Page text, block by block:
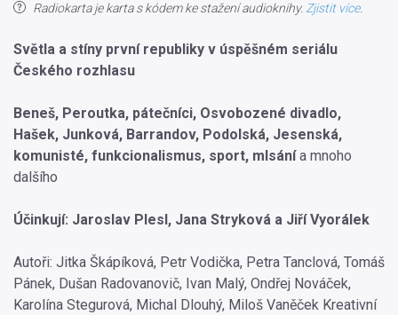
Světla a stíny první republiky v úspěšném seriálu
Českého rozhlasu
Beneš, Peroutka, pátečníci, Osvobozené divadlo,
Hašek, Junková, Barrandov, Podolská, Jesenská,
komunisté, funkcionalismus, sport, mlsánía mnoho
dalšího
Účinkují: Jaroslav Plesl, Jana Stryková a Jiří Vyorálek
Autoři: Jitka Škápíková, Petr Vodička, Petra Tanclová, Tomáš
Pánek, Dušan Radovanovič, Ivan Malý, Ondřej Nováček,
Karolína Stegurová, Michal Dlouhý, Miloš Vaněček Kreativní
Radiokarta je karta s kódem ke stažení audioknihy.Zjistit více.